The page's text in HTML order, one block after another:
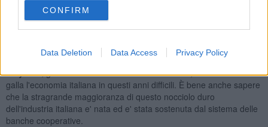
CONFIRM
Data Deletion Data Access Privacy Policy
Io continuo a ritenere (seppur interessato) che la differenza di
genere sia un elemento ancora essenziale per assicurare una sana
concorrenza sul mercato; quindi un principio da difendere.
Non dimentichiamo che in Italia, ad esempio, le Piccole e Medie
Imprese occupano, addirittura, il 90% dei settori tipici del
'Made in
Italy'che, grazie alla loro forza sui mercati esteri, hanno tenuto a
galla l'economia italiana in questi anni difficili. È bene anche sapere
che la stragrande maggioranza di questo nocciolo duro
dell'industria italiana e' nata ed e' stata sostenuta dal sistema delle
banche cooperative.